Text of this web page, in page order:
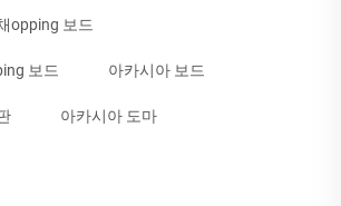
opping 보드
보드 아카시아 보드
아카시아 도마